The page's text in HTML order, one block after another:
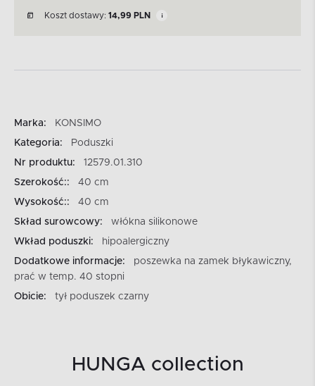
Koszt dostawy: 14,99 PLN
Marka:
KONSIMO
Kategoria:
Poduszki
Nr produktu:
12579.01.310
Szerokość::
40 cm
Wysokość::
40 cm
Skład surowcowy:
włókna silikonowe
Wkład poduszki:
hipoalergiczny
Dodatkowe informacje:
poszewka na zamek błykawiczny,
prać w temp. 40 stopni
Obicie:
tył poduszek czarny
HUNGA collection